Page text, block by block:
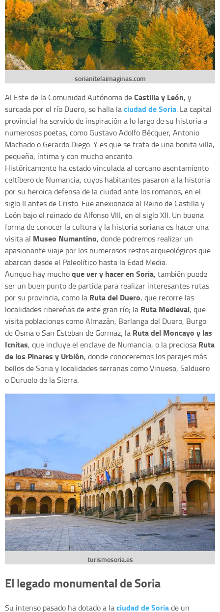
sorianitelaimaginas.com
Al Este de la Comunidad Autónoma deCastilla y León, y
surcada por el río Duero, se halla laciudad de Soria. La capital
provincial ha servido de inspiración a lo largo de su historia a
numerosos poetas, como Gustavo Adolfo Bécquer, Antonio
Machado o Gerardo Diego. Y es que se trata de una bonita villa,
pequeña, íntima y con mucho encanto.
Históricamente ha estado vinculada al cercano asentamiento
celtíbero de Numancia, cuyos habitantes pasaron a la historia
por su heroica defensa de la ciudad ante los romanos, en el
siglo II antes de Cristo. Fue anexionada al Reino de Castilla y
León bajo el reinado de Alfonso VIII, en el siglo XII. Un buena
forma de conocer la cultura y la historia soriana es hacer una
visita al Museo Numantino, donde podremos realizar un
apasionante viaje por los numerosos restos arqueológicos que
abarcan desde el Paleolítico hasta la Edad Media.
Aunque hay muchoque ver y hacer en Soria, también puede
ser un buen punto de partida para realizar interesantes rutas
por su provincia, como la Ruta del Duero, que recorre las
localidades ribereñas de este gran río; la Ruta Medieval, que
visita poblaciones como Almazán, Berlanga del Duero, Burgo
de Osma o San Esteban de Gormaz; la Ruta del Moncayo y las
Icnitas, que incluye el enclave de Numancia, o la preciosa Ruta
de los Pinares y Urbión, donde conoceremos los parajes más
bellos de Soria y localidades serranas como Vinuesa, Salduero
o Duruelo de la Sierra.
turismosoria.es
El legado monumental de Soria
Su intenso pasado ha dotado a laciudad de Soriade un